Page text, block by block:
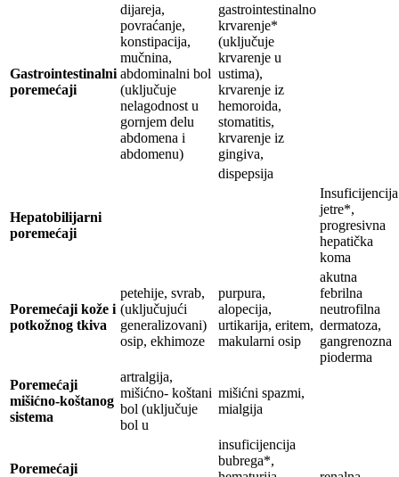
Gastrointestinalni
poremećaji
dijareja,
povraćanje,
konstipacija,
mučnina,
abdominalni bol
(uključuje
nelagodnost u
gornjem delu
abdomena i
abdomenu)
gastrointestinalno
krvarenje*
(uključuje
krvarenje u
ustima),
krvarenje iz
hemoroida,
stomatitis,
krvarenje iz
gingiva,
dispepsija
Hepatobilijarni
poremećaji
Insuficijencija
jetre*,
progresivna
hepatička
koma
Poremećaji kože i
potkožnog tkiva
petehije, svrab,
(uključujući
generalizovani)
osip, ekhimoze
purpura,
alopecija,
urtikarija, eritem,
makularni osip
akutna
febrilna
neutrofilna
dermatoza,
gangrenozna
pioderma
Poremećaji
mišićno-koštanog
sistema
artralgija,
mišićno- koštani
bol (uključuje
bol u
mišićni spazmi,
mialgija
Poremećaji
insuficijencija
bubrega*,